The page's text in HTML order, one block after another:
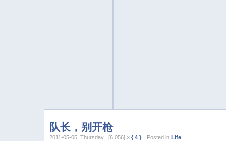
队长，别开枪
2011-05-05, Thursday | [6,056] ×{ 4 } ，Posted inLife